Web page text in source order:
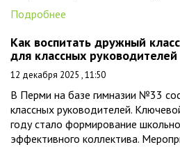
Подробнее
Как воспитать дружный
для классных руководителей
12 декабря 2025 , 11:50
В Перми на базе гимназии №33
классных руководителей.
году стало формирование
эффективного коллектива.